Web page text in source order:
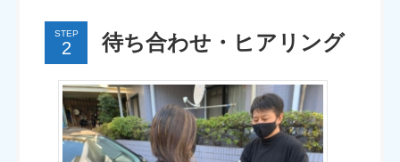
STEP 待ち合わせ・ヒアリング